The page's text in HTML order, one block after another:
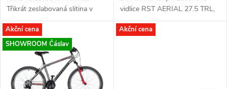
k
t
ů
k
t
ů
Třikrát zeslabovaná slitina v
kombinaci s technologií
hydroformingu nám dovolila
postavit...
vidlice RST AERIAL 27.5 TRL,
100mm zdvih, dálkové
zamykání. Komponenty
Akční cena
SHOWROOM Čáslav
Akční cena